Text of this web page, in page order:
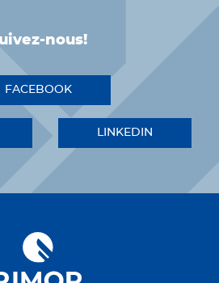
nous!
FACEBOOK
LINKEDIN